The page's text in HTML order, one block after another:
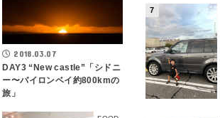
2018.03.07
DAY3 “New castle”「シドニ
ー〜バイロンベイ約800kmの
旅」